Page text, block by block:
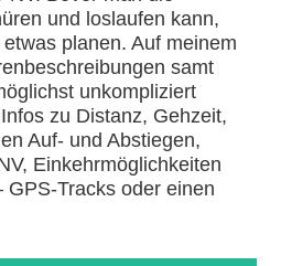
und loslaufen kann,
planen. Auf meinem
samt
unkompliziert
zu Distanz, Gehzeit,
Auf- und Abstiegen,
Einkehrmöglichkeiten
GPS-Tracks oder einen